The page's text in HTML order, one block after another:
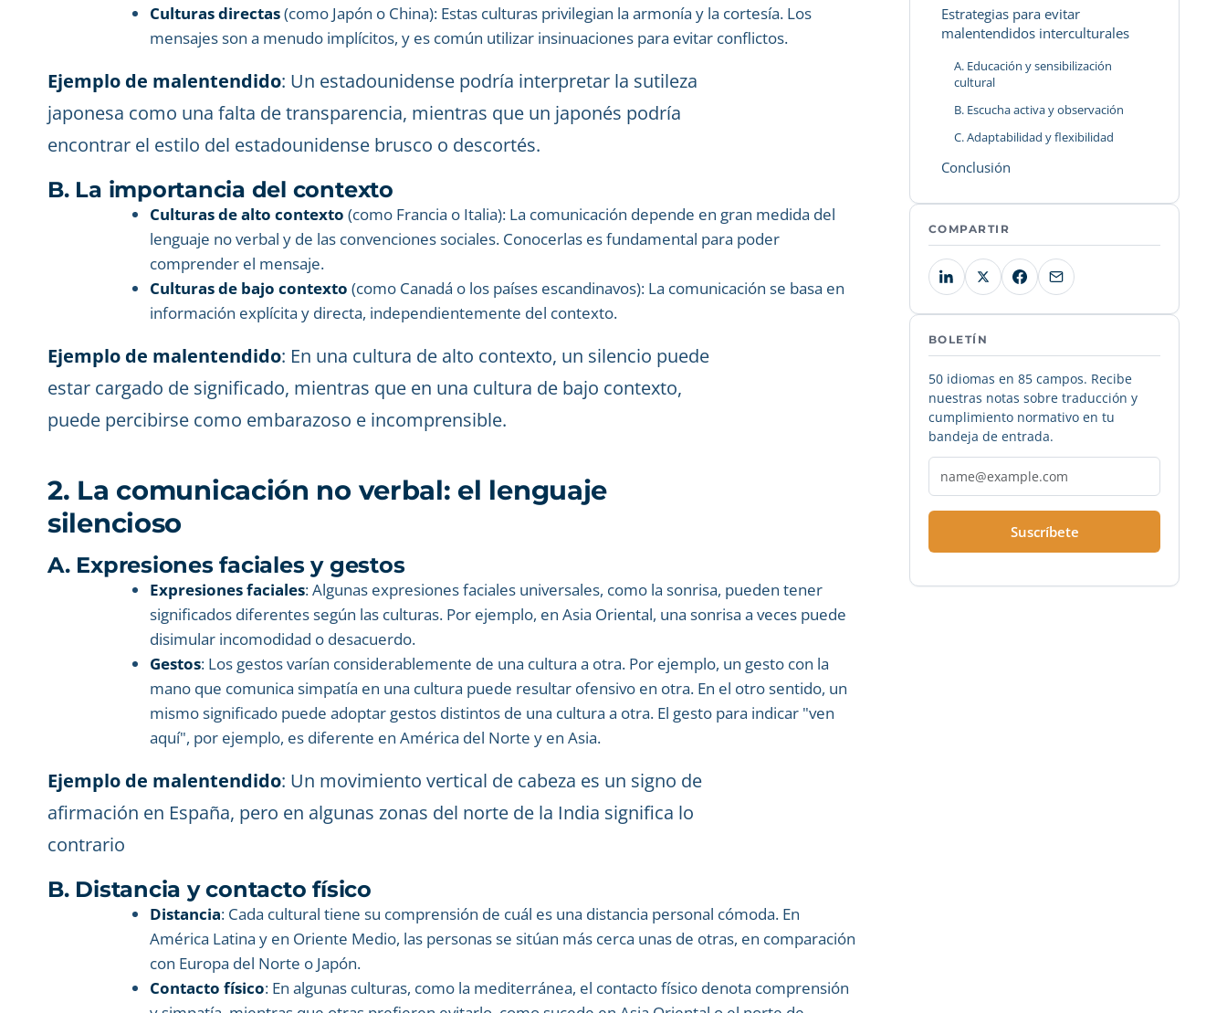
Culturas directas(como Japón o China): Estas culturas privilegian la armonía y la cortesía. Los
mensajes son a menudo implícitos, y es común utilizar insinuaciones para evitar conflictos.
Ejemplo de malentendido: Un estadounidense podría interpretar la sutileza
japonesa como una falta de transparencia, mientras que un japonés podría
encontrar el estilo del estadounidense brusco o descortés.
B. La importancia del contexto
Culturas de alto contexto (como Francia o Italia): La comunicación depende en gran medida del
lenguaje no verbal y de las convenciones sociales. Conocerlas es fundamental para poder
comprender el mensaje.
Culturas de bajo contexto (como Canadá o los países escandinavos): La comunicación se basa en
información explícita y directa, independientemente del contexto.
Ejemplo de malentendido: En una cultura de alto contexto, un silencio puede
estar cargado de significado, mientras que en una cultura de bajo contexto,
puede percibirse como embarazoso e incomprensible.
2. La comunicación no verbal: el lenguaje
silencioso
A. Expresiones faciales y gestos
Expresiones faciales: Algunas expresiones faciales universales, como la sonrisa, pueden tener
significados diferentes según las culturas. Por ejemplo, en Asia Oriental, una sonrisa a veces puede
disimular incomodidad o desacuerdo.
Gestos: Los gestos varían considerablemente de una cultura a otra. Por ejemplo, un gesto con la
mano que comunica simpatía en una cultura puede resultar ofensivo en otra. En el otro sentido, un
mismo significado puede adoptar gestos distintos de una cultura a otra. El gesto para indicar "ven
aquí", por ejemplo, es diferente en América del Norte y en Asia.
Ejemplo de malentendido: Un movimiento vertical de cabeza es un signo de
afirmación en España, pero en algunas zonas del norte de la India significa lo
contrario
B. Distancia y contacto físico
Distancia: Cada cultural tiene su comprensión de cuál es una distancia personal cómoda. En
América Latina y en Oriente Medio, las personas se sitúan más cerca unas de otras, en comparación
con Europa del Norte o Japón.
Contacto físico: En algunas culturas, como la mediterránea, el contacto físico denota comprensión
Estrategias para evitar
malentendidos interculturales
A. Educación y sensibilización
cultural
B. Escucha activa y observación
C. Adaptabilidad y flexibilidad
Conclusión
COMPARTIR
BOLETÍN
50 idiomas en 85 campos. Recibe
nuestras notas sobre traducción y
cumplimiento normativo en tu
bandeja de entrada.
Suscríbete